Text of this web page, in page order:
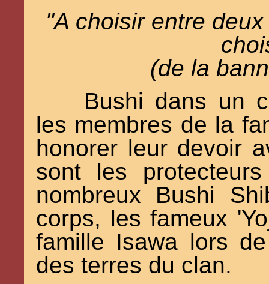
"A choisir entre
(de la
Bushi dans un
les membres de la
honorer leur devoir
sont les
nombreux Bushi
corps, les fameux
famille Isawa lors
des terres du clan.